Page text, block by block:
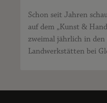
Schon seit Jahren
auf dem „Kunst &
zweimal jährlich in
Landwerkstätten bei